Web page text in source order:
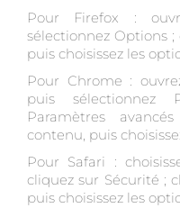
Pour Firefox :
sélectionnez Options
puis choisissez les
Pour Chrome :
puis sélectionnez
Paramètres
contenu, puis
Pour Safari :
cliquez sur Sécurité ;
puis choisissez les